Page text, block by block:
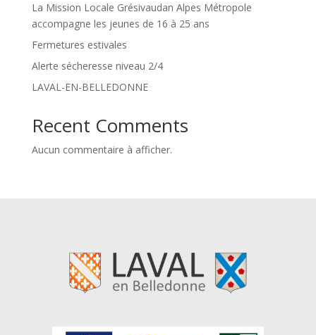
La Mission Locale Grésivaudan Alpes Métropole
accompagne les jeunes de 16 à 25 ans
Fermetures estivales
Alerte sécheresse niveau 2/4
LAVAL-EN-BELLEDONNE
Recent Comments
Aucun commentaire à afficher.